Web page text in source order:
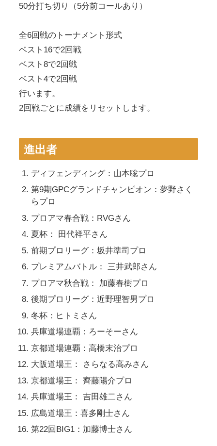
50分打ち切り（5分前コールあり）
全6回戦のトーナメント形式
ベスト16で2回戦
ベスト8で2回戦
ベスト4で2回戦
行います。
2回戦ごとに成績をリセットします。
進出者
ディフェンディング：山本聡プロ
第9期GPCグランドチャンピオン：夢野さく
らプロ
プロアマ春合戦：RVGさん
夏杯： 田代祥平さん
前期プロリーグ：坂井準司プロ
プレミアムバトル： 三井武郎さん
プロアマ秋合戦： 加藤春樹プロ
後期プロリーグ：近野理智男プロ
冬杯：ヒトミさん
兵庫道場連覇：ろーそーさん
京都道場連覇：高橋末治プロ
大阪道場王： さらなる高みさん
京都道場王： 齊藤陽介プロ
兵庫道場王： 吉田雄二さん
広島道場王：喜多剛士さん
第22回BIG1：加藤博士さん